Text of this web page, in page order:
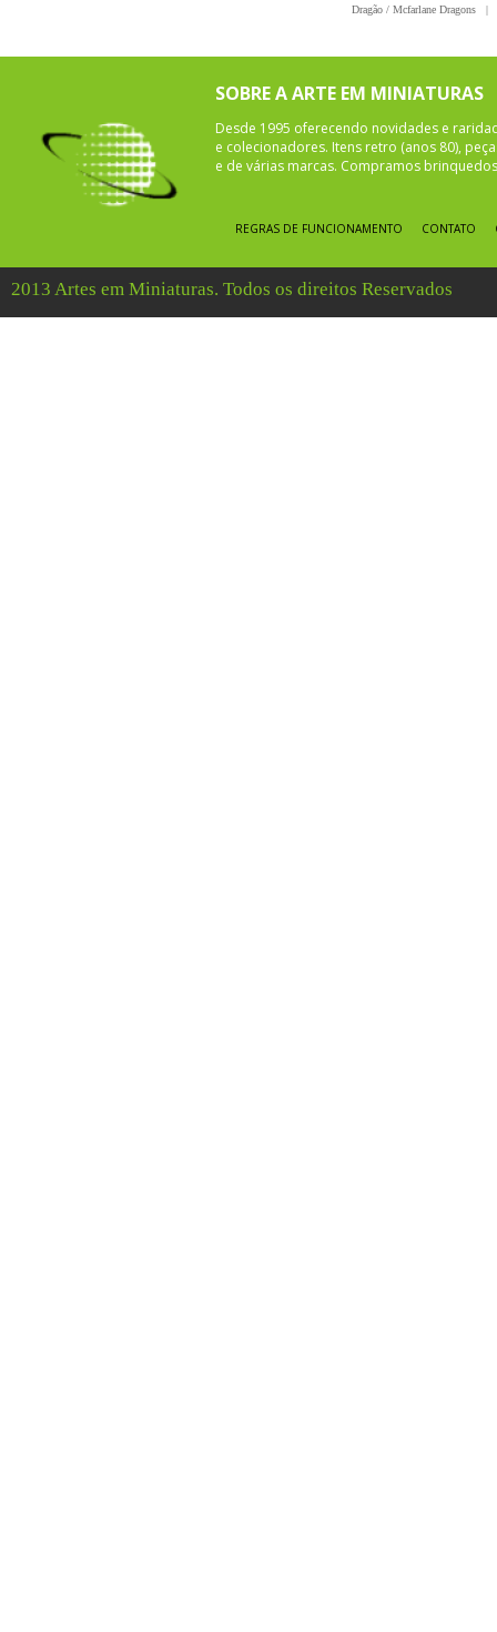
Dragão / Mcfarlane Dragons
|
SOBRE A ARTE EM MINIATURAS
Desde 1995 oferecendo novidades e
e colecionadores. Itens retro (anos 80),
e de várias marcas. Compramos
REGRAS DE FUNCIONAMENTO CONTATO
2013 Artes em Miniaturas. Todos os direitos Reservados